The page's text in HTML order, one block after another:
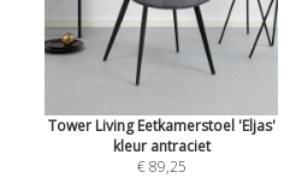
Tower Living Eetkamerstoel 'Eljas'
kleur antraciet
€ 89,25